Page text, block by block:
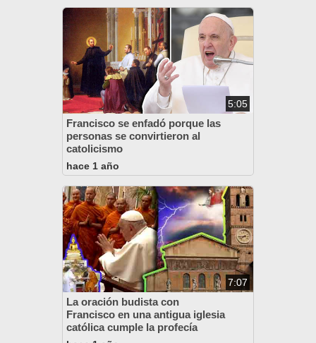
5:05
Francisco se enfadó porque las
personas se convirtieron al
catolicismo
hace 1 año
7:07
La oración budista con
Francisco en una antigua iglesia
católica cumple la profecía